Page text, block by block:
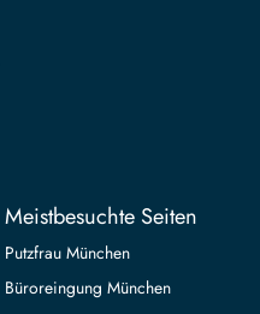
Meistbesuchte Seiten
Putzfrau München
Büroreingung München